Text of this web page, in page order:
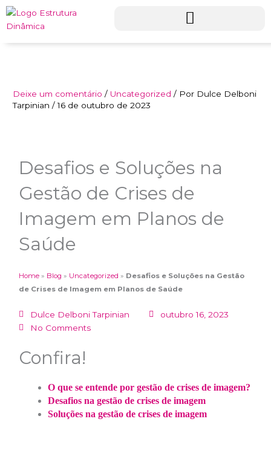
conteúdo
Deixe um comentário / Uncategorized / Por Dulce Delboni
Tarpinian/16 de outubro de 2023
Desafios e Soluções na
Gestão de Crises de
Imagem em Planos de
Saúde
Home » Blog » Uncategorized » Desafios e Soluções na Gestão
de Crises de Imagem em Planos de Saúde
Dulce Delboni Tarpinian
outubro 16, 2023
No Comments
Confira!
O que se entende por gestão de crises de imagem?
Desafios na gestão de crises de imagem
Soluções na gestão de crises de imagem